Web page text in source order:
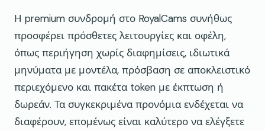
Η premium συνδρομή στο RoyalCams συνήθως
προσφέρει πρόσθετες λειτουργίες και οφέλη,
όπως περιήγηση χωρίς διαφημίσεις, ιδιωτικά
μηνύματα με μοντέλα, πρόσβαση σε αποκλειστικό
περιεχόμενο και πακέτα token με έκπτωση ή
δωρεάν. Τα συγκεκριμένα προνόμια ενδέχεται να
διαφέρουν, επομένως είναι καλύτερο να ελέγξετε